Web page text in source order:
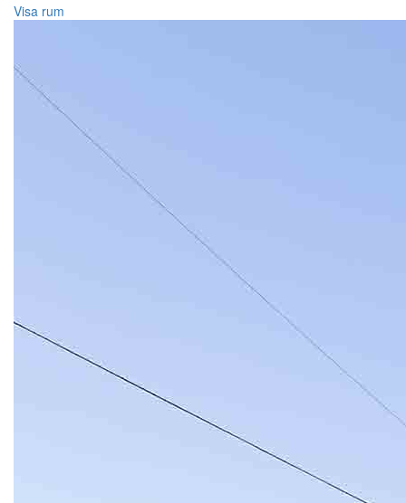
Visa rum